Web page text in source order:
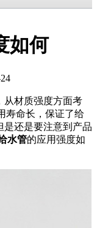
如何
材质强度方面考
寿命长，保证了给
是还是要注意到产品
水管的应用强度如